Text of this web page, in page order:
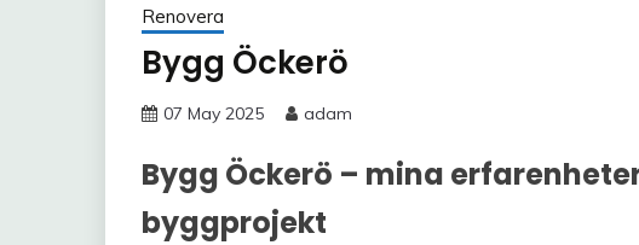
Renovera
Bygg Öckerö
07 May 2025 adam
Bygg Öckerö – mina
byggprojekt